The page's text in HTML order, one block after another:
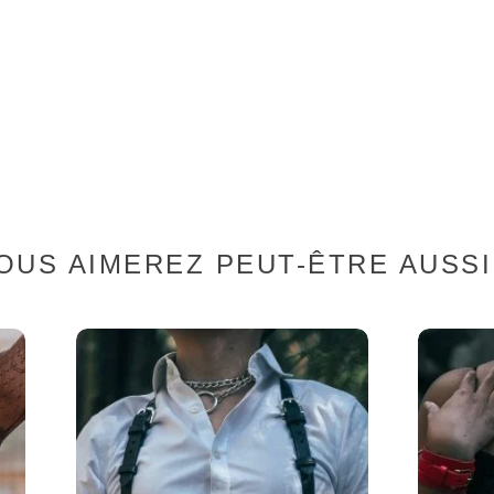
AIMEREZ PEUT-ÊTRE